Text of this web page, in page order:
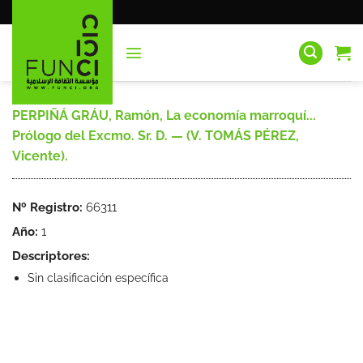
al
PERPIÑÁ GRÁU, Ramón, La economía marroquí...
Prólogo del Excmo. Sr. D. — (V. TOMÁS PÉREZ,
Vicente).
Nº Registro: 66311
Año: 1
Descriptores:
Sin clasificación específica